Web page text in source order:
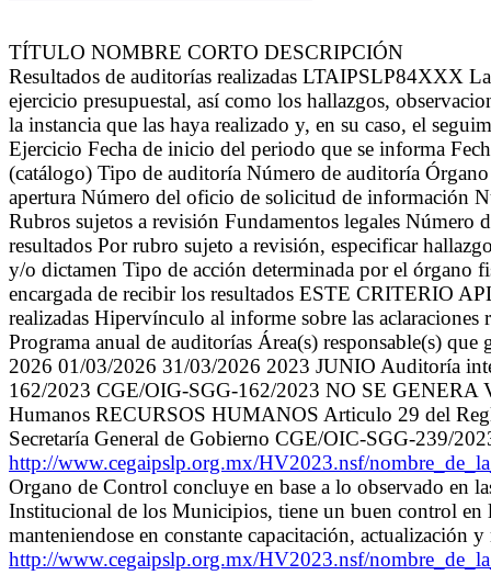
TÍTULO NOMBRE CORTO DESCRIPCIÓN
Resultados de auditorías realizadas LTAIPSLP84XXX
ejercicio presupuestal, así como los hallazgos,
la instancia que las haya realizado y, en su caso, el
Ejercicio Fecha de inicio del periodo que se informa
(catálogo) Tipo de auditoría Número de auditoría
apertura Número del oficio de solicitud de información
Rubros sujetos a revisión Fundamentos legales
resultados Por rubro sujeto a revisión, especificar
y/o dictamen Tipo de acción determinada por el órgano
encargada de recibir los resultados ESTE CRITERIO
realizadas Hipervínculo al informe sobre las
Programa anual de auditorías Área(s) responsable(s)
2026 01/03/2026 31/03/2026 2023 JUNIO Auditoría
162/2023 CGE/OIG-SGG-162/2023 NO SE GENERA
Humanos RECURSOS HUMANOS Articulo 29 del
Secretaría General de Gobierno CGE/OIC-SGG-239/
http://www.cegaipslp.org.mx/HV2023.nsf/
Organo de Control concluye en base a lo observado en
Institucional de los Municipios, tiene un buen control en
manteniendose en constante capacitación, actualización
http://www.cegaipslp.org.mx/HV2023.nsf/